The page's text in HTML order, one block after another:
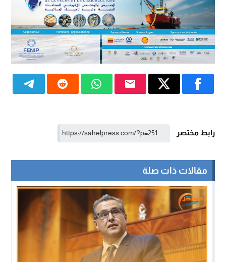
رابط مختصر
مقالات ذات صلة